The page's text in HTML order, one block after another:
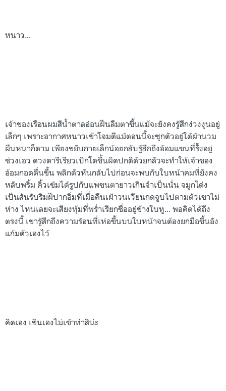
หนาว...
เจ้าของเรือนผมสีน้ำตาลอ่อนฝืนลืมตาขึ้นแม้จะยังคงรู้สึกง่วงงุนอยู่
เล็กๆ เพราะอากาศหนาวเข้าโจมตีแม้ตอนนี้จะซุกตัวอยู่ใต้ผ้านวม
ผืนหนาก็ตาม เพียงขยับกายเล็กน้อยกลับรู้สึกถึงอ้อมแขนที่รั้งอยู่
ช่วงเอว ดวงตารีเรียวเบิกโตขึ้นผิดปกติด้วยกลัวจะทำให้เจ้าของ
อ้อมกอดตื่นขึ้น พลิกตัวหันกลับไปก่อนจะพบกับใบหน้าคมที่ยังคง
หลับพริ้ม คิ้วเข้มได้รูปกับแพขนตายาวเกินจำเป็นนั่น จมูกโด่ง
เป็นสันรับริมฝีปากอิ่มที่เมื่อคืนเฝ้าวนเวียนกดจูบไปตามตัวเขาไม่
ห่าง ไหนเลยจะเสียงทุ้มที่พร่ำเรียกชื่ออยู่ข้างใบหู... พอคิดได้ถึง
ตรงนี้ เขารู้สึกถึงความร้อนที่เห่อขึ้นบนใบหน้าจนต้องยกมือขึ้นอัง
แก้มตัวเองไว้
คิดเอง เขินเองไม่เข้าท่าสิน่ะ